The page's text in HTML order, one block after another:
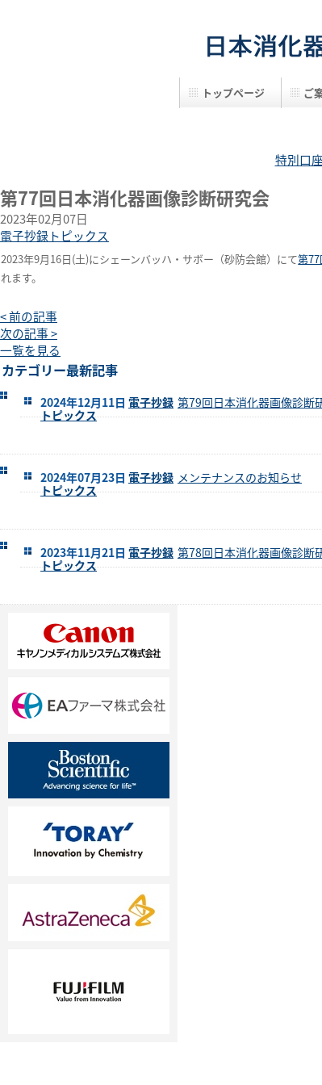
トップページ ご
特別口
第77回日本消化器画像診断研究会
2023年02月07日
電子抄録トピックス
2023年9月16日(土)にシェーンバッハ・サボー（砂防会館）にて第
れます。
< 前の記事
次の記事 >
一覧を見る
カテゴリー最新記事
2024年12月11日 電子抄録
トピックス
第79回日本消化器画像診断
2024年07月23日 電子抄録
トピックス
メンテナンスのお知らせ
2023年11月21日 電子抄録
トピックス
第78回日本消化器画像診断